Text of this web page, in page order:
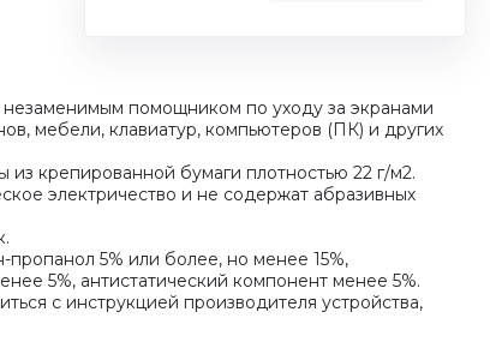
помощником по уходу за экранами
мебели, клавиатур, компьютеров (ПК) и других
крепированной бумаги плотностью 22 г/м2.
электричество и не содержат абразивных
5% или более, но менее 15%,
5%, антистатический компонент менее 5%.
с инструкцией производителя устройства,